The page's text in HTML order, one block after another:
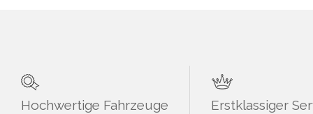
Hochwertige Fahrzeuge Erstklassiger